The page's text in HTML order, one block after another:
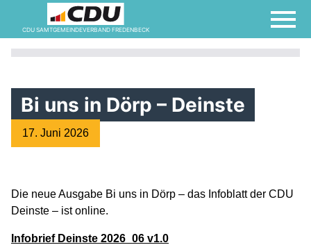
CDU SAMTGEMEINDEVERBAND FREDENBECK
Bi uns in Dörp – Deinste
17. Juni 2026
Die neue Ausgabe Bi uns in Dörp – das Infoblatt der CDU
Deinste – ist online.
Infobrief Deinste 2026_06 v1.0